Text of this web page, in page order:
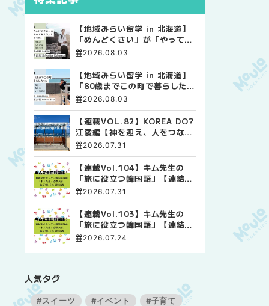
【地域みらい留学 in 北海道】
「めんどくさい」が「やってみ
よう」に変わった。 十勝の風
自由な高校生活
2026.08.03
【地域みらい留学 in 北海道】
「80歳までこの町で暮らした
い」 標津高校で踏み出した、
2026.08.03
【連載VOL.82】KOREA DO?
江陵編【神を迎え、人をつなぐ
時間 ― 江陵端午祭 】
2026.07.31
【連載Vol.104】キム先生の
「旅に役立つ韓国語」【連結語
尾について その4】
2026.07.31
【連載Vol.103】キム先生の
「旅に役立つ韓国語」【連結語
尾について その3】
2026.07.24
人気タグ
#スイーツ #イベント
#子育て